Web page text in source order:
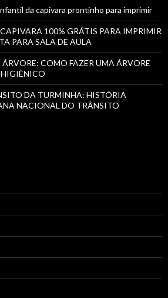
da capivara prontinho para imprimir
100% GRÁTIS PARA IMPRIMIR
PARA SALA DE AULA
COMO FAZER UMA ÁRVORE
HIGIÊNICO
DA TURMINHA: HISTÓRIA
NACIONAL DO TRÂNSITO